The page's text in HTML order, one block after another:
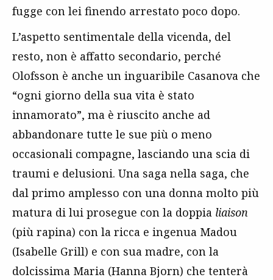
fugge con lei finendo arrestato poco dopo.
L’aspetto sentimentale della vicenda, del
resto, non è affatto secondario, perché
Olofsson è anche un inguaribile Casanova che
“ogni giorno della sua vita è stato
innamorato”, ma è riuscito anche ad
abbandonare tutte le sue più o meno
occasionali compagne, lasciando una scia di
traumi e delusioni. Una saga nella saga, che
dal primo amplesso con una donna molto più
matura di lui prosegue con la doppia liaison
(più rapina) con la ricca e ingenua Madou
(Isabelle Grill) e con sua madre, con la
dolcissima Maria (Hanna Bjorn) che tenterà